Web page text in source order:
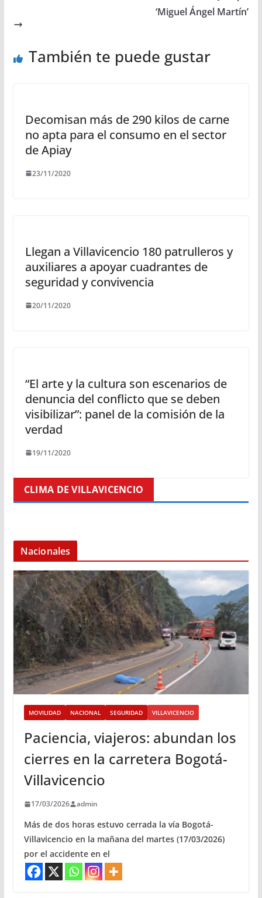
‘Miguel Ángel Martín’
También te puede gustar
Decomisan más de 290 kilos de carne
no apta para el consumo en el sector
de Apiay
23/11/2020
Llegan a Villavicencio 180 patrulleros y
auxiliares a apoyar cuadrantes de
seguridad y convivencia
20/11/2020
“El arte y la cultura son escenarios de
denuncia del conflicto que se deben
visibilizar”: panel de la comisión de la
verdad
19/11/2020
CLIMA DE VILLAVICENCIO
Nacionales
MOVILIDAD NACIONAL SEGURIDAD VILLAVICENCIO
Paciencia, viajeros: abundan los
cierres en la carretera Bogotá-
Villavicencio
17/03/2026 admin
Más de dos horas estuvo cerrada la vía Bogotá-
Villavicencio en la mañana del martes (17/03/2026)
por el accidente en el